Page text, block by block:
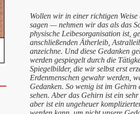
Wollen wir in einer richtigen Weise
sagen — nehmen wir das als das
physische Leibesorganisation ist,
anschließenden Ätherleib,
anzeichne. Und diese Gedanken
werden gespiegelt durch die
Spiegelbilder, die wir selbst erst
Erdenmenschen gewahr werden,
Gedanken. So wenig ist im Gehirn
sehen. Aber das Gehirn ist ein
aber ist ein ungeheuer